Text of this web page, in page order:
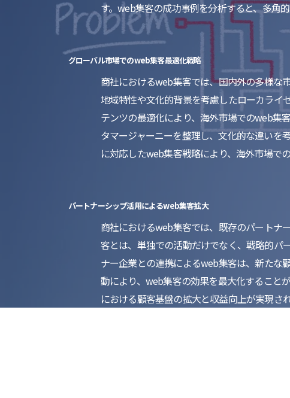
す。web集客の成功事例を分析すると、多角
グローバル市場でのweb集客最適化戦略
商社におけるweb集客では、国内外の多様な
地域特性や文化的背景を考慮したローカライ
テンツの最適化により、海外市場でのweb集
タマージャーニーを整理し、文化的な違い
に対応したweb集客戦略により、海外市場で
パートナーシップ活用によるweb集客拡大
商社におけるweb集客では、既存のパートナ
客とは、単独での活動だけでなく、戦略的パ
ナー企業との連携によるweb集客は、新たな
動により、web集客の効果を最大化すること
における顧客基盤の拡大と収益向上が実現さ